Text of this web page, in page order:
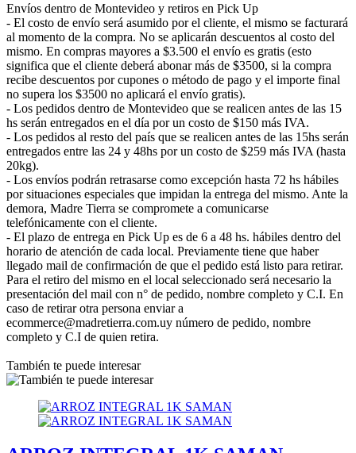
Envíos dentro de Montevideo y retiros en Pick Up
- El costo de envío será asumido por el cliente, el mismo se facturará
al momento de la compra. No se aplicarán descuentos al costo del
mismo. En compras mayores a $3.500 el envío es gratis (esto
significa que el cliente deberá abonar más de $3500, si la compra
recibe descuentos por cupones o método de pago y el importe final
no supera los $3500 no aplicará el envío gratis).
- Los pedidos dentro de Montevideo que se realicen antes de las 15
hs serán entregados en el día por un costo de $150 más IVA.
- Los pedidos al resto del país que se realicen antes de las 15hs serán
entregados entre las 24 y 48hs por un costo de $259 más IVA (hasta
20kg).
- Los envíos podrán retrasarse como excepción hasta 72 hs hábiles
por situaciones especiales que impidan la entrega del mismo. Ante la
demora, Madre Tierra se compromete a comunicarse
telefónicamente con el cliente.
- El plazo de entrega en Pick Up es de 6 a 48 hs. hábiles dentro del
horario de atención de cada local. Previamente tiene que haber
llegado mail de confirmación de que el pedido está listo para retirar.
Para el retiro del mismo en el local seleccionado será necesario la
presentación del mail con n° de pedido, nombre completo y C.I. En
caso de retirar otra persona enviar a
ecommerce@madretierra.com.uy número de pedido, nombre
completo y C.I de quien retira.
También te puede interesar